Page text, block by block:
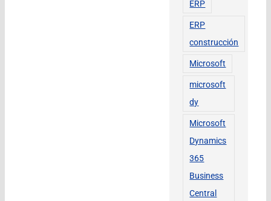
ERP
ERP
construcción
Microsoft
microsoft
dy
Microsoft
Dynamics
365
Business
Central